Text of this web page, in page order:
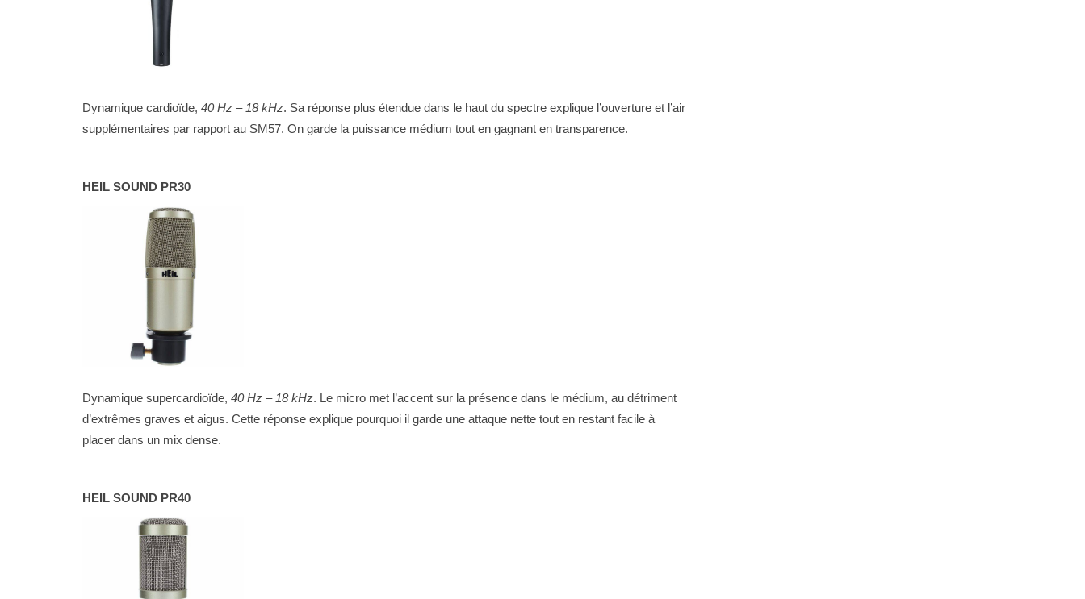
Dynamique cardioïde, 40 Hz – 18 kHz. Sa réponse plus étendue dans le haut du spectre explique l’ouverture et l’air
supplémentaires par rapport au SM57. On garde la puissance médium tout en gagnant en transparence.
HEIL SOUND PR30
Dynamique supercardioïde, 40 Hz – 18 kHz. Le micro met l’accent sur la présence dans le médium, au détriment
d’extrêmes graves et aigus. Cette réponse explique pourquoi il garde une attaque nette tout en restant facile à
placer dans un mix dense.
HEIL SOUND PR40